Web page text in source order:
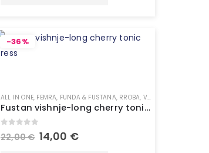
-36%
ALL IN ONE, FEMRA, FUNDA & FUSTANA, RROBA, VESHJE
Fustan vishnje-long cherry tonic dress
out of 5
22,00€ 14,00 €